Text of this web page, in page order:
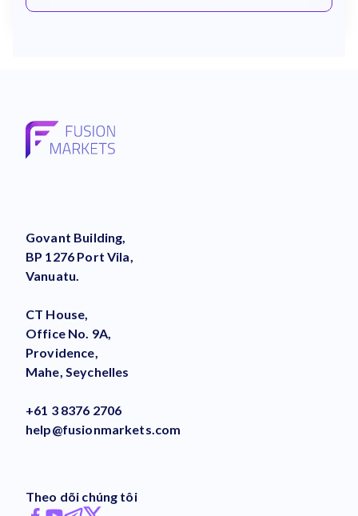
Govant Building,
BP 1276 Port Vila,
Vanuatu.
CT House,
Office No. 9A,
Providence,
Mahe, Seychelles
+61 3 8376 2706
help@fusionmarkets.com
Theo dõi chúng tôi